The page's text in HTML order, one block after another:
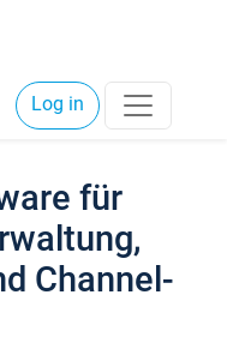
Log in
für
Channel-